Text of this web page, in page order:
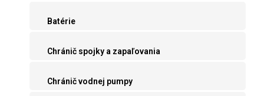
Batérie
Chránič spojky a zapaľovania
Chránič vodnej pumpy